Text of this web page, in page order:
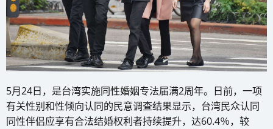
5月24日，是台湾实施同性婚姻专法届满2周年。日前，一项
有关性别和性倾向认同的民意调查结果显示，台湾民众认同
同性伴侣应享有合法结婚权利者持续提升，达60.4％，较